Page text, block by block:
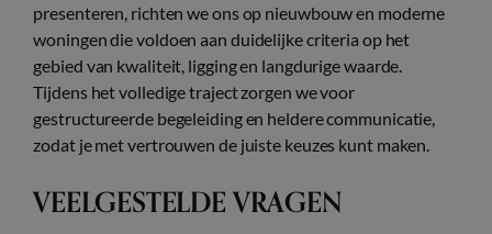
presenteren, richten we ons op nieuwbouw en moderne
woningen die voldoen aan duidelijke criteria op het
gebied van kwaliteit, ligging en langdurige waarde.
Tijdens het volledige traject zorgen we voor
gestructureerde begeleiding en heldere communicatie,
zodat je met vertrouwen de juiste keuzes kunt maken.
VEELGESTELDE VRAGEN